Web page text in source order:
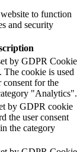
to function
and security
by GDPR Cookie
The cookie is used
consent for the
"Analytics".
by GDPR cookie
the user consent
the category